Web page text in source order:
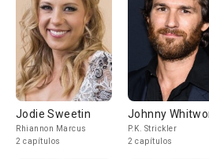
Jodie Sweetin
Rhiannon Marcus
2 capítulos
Johnny
P.K. Strickler
2 capítulos